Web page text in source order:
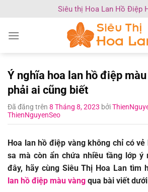
nội
Siêu thị Hoa Lan Hồ Điệp
Ý nghĩa hoa lan hồ điệp
phải ai cũng biết
Đã đăng trên 8 Tháng 8, 2023 bởi
ThienNguyenSeo
Hoa lan hồ điệp vàng không chỉ có
sa mà còn ẩn chứa nhiều tầng lớp ý
đây, hãy cùng Siêu Thị Hoa Lan tìm
lan hồ điệp màu vàng qua bài viết